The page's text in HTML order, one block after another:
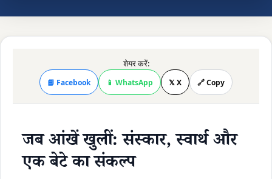
शेयर करें:
📘 Facebook 📱 WhatsApp 𝕏 X 🔗 Copy
जब आंखें खुलीं: संस्कार, स्वार्थ और
एक बेटे का संकल्प